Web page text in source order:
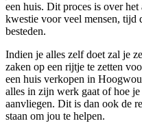
een huis. Dit proces is over
kwestie voor veel mensen, tijd
besteden.
Indien je alles zelf doet zal je
zaken op een rijtje te zetten
een huis verkopen in
alles in zijn werk gaat of hoe
aanvliegen. Dit is dan ook de
staan om jou te helpen.